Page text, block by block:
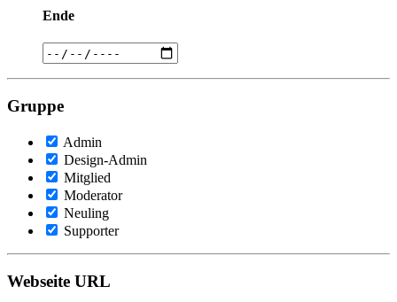
Ende
Gruppe
Admin
Design-Admin
Mitglied
Moderator
Neuling
Supporter
Webseite URL